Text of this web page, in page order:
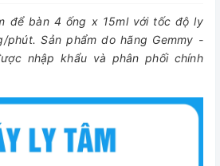
để bàn 4 ống x 15ml với tốc độ ly
Sản phẩm do hãng Gemmy -
nhập khẩu và phân phối chính